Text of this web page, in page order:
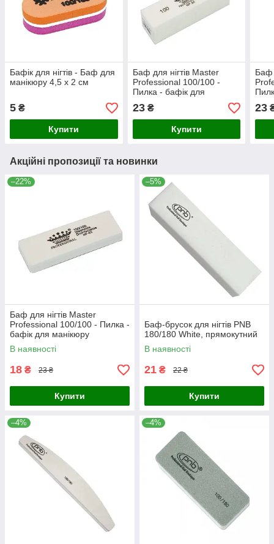
Бафік для нігтів - Баф для
манікюру 4,5 x 2 см
5 ₴
Купити
Баф для нігтів Master
Professional 100/100 -
Пилка - бафік для
23₴
Купити
Баф
23
Акційні пропозиції та новинки
–22%
Баф для нігтів Master
Professional 100/100 - Пилка -
бафік для манікюру
наждаковий
В наявності
18 ₴ 23 ₴
Купити
–5%
Баф-брусок для нігтів PNB
180/180 White, прямокутний
В наявності
21 ₴ 22 ₴
Купити
–4% –4%